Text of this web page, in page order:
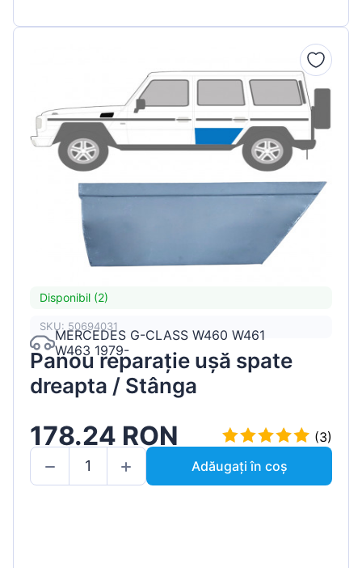
Disponibil (2)
SKU: 50694031
MERCEDES G-CLASS W460 W461
W463 1979-
Panou reparație ușă spate
dreapta / Stânga
178.24 RON
(3)
Adăugați în coș